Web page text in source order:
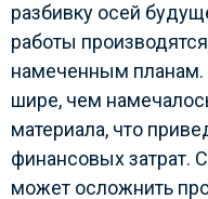
разбивку осей
работы
намеченным планам.
шире, чем
материала, что
финансовых затрат.
может осложнить